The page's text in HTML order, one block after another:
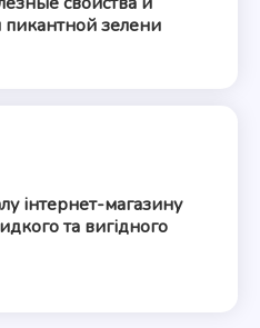
зелени
інтернет-магазину
та вигідного